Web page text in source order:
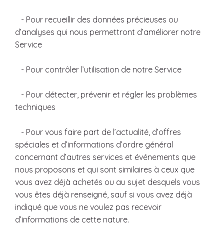
- Pour recueillir des données précieuses ou
d’analyses qui nous permettront d’améliorer notre
Service
- Pour contrôler l’utilisation de notre Service
- Pour détecter, prévenir et régler les problèmes
techniques
- Pour vous faire part de l’actualité, d’offres
spéciales et d’informations d’ordre général
concernant d’autres services et événements que
nous proposons et qui sont similaires à ceux que
vous avez déjà achetés ou au sujet desquels vous
vous êtes déjà renseigné, sauf si vous avez déjà
indiqué que vous ne voulez pas recevoir
d’informations de cette nature.